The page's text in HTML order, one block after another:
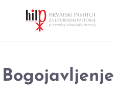
Bogojavljenje